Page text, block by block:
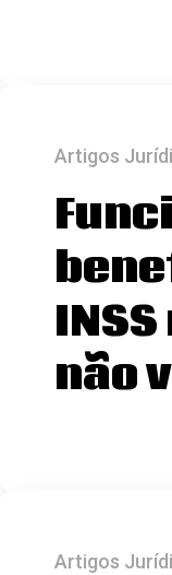
Artigos
não
Artigos